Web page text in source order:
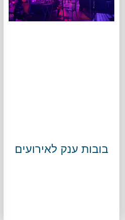
בובות ענק לאירועים